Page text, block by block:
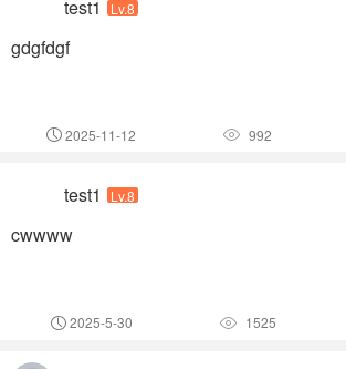
test1 Lv.8
gdgfdgf
 2025-11-12  992
test1 Lv.8
cwwww
 2025-5-30  1525